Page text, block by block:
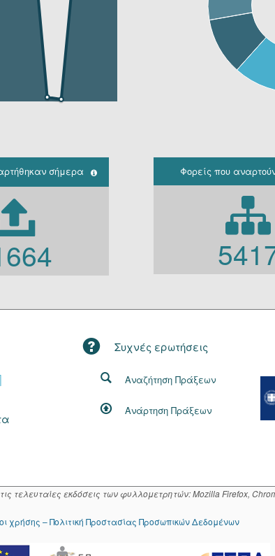
σήμερα Φορείς που
Συχνές ερωτήσεις
Αναζήτηση Πράξεων
Ανάρτηση Πράξεων
τελευταίες εκδόσεις των φυλλομετρητών: Mozilla Firefox,
χρήσης – Πολιτική Προστασίας Προσωπικών Δεδομένων